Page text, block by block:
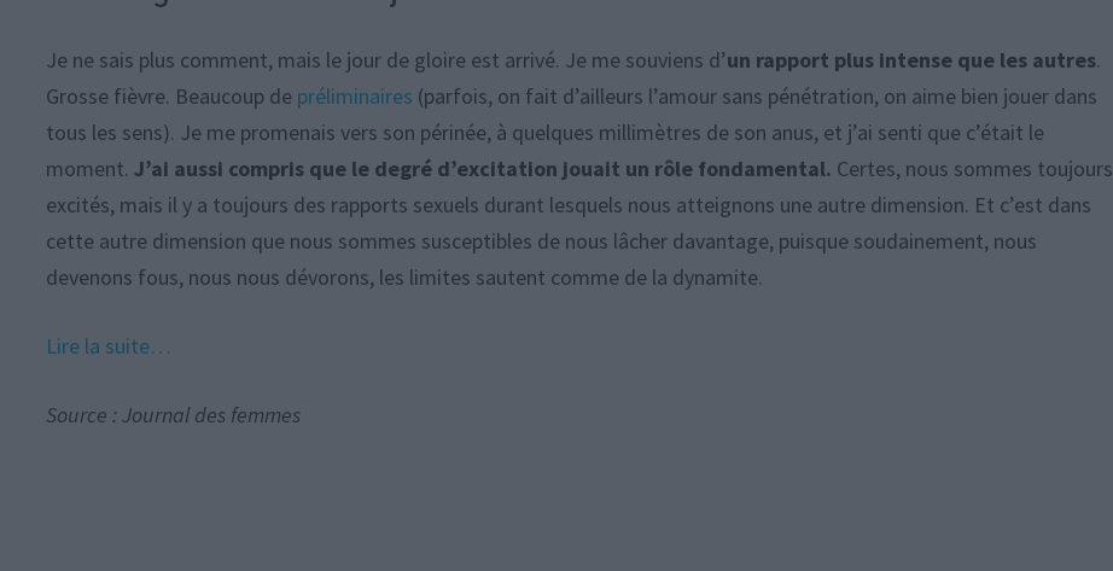
Je ne sais plus comment, mais le jour de gloire est arrivé. Je me souviens d’un rapport plus intense que les autres.
Grosse fièvre. Beaucoup de préliminaires (parfois, on fait d’ailleurs l’amour sans pénétration, on aime bien jouer dans
tous les sens). Je me promenais vers son périnée, à quelques millimètres de son anus, et j’ai senti que c’était le
moment. J’ai aussi compris que le degré d’excitation jouait un rôle fondamental. Certes, nous sommes toujours
excités, mais il y a toujours des rapports sexuels durant lesquels nous atteignons une autre dimension. Et c’est dans
cette autre dimension que nous sommes susceptibles de nous lâcher davantage, puisque soudainement, nous
devenons fous, nous nous dévorons, les limites sautent comme de la dynamite.
Lire la suite…
Source : Journal des femmes